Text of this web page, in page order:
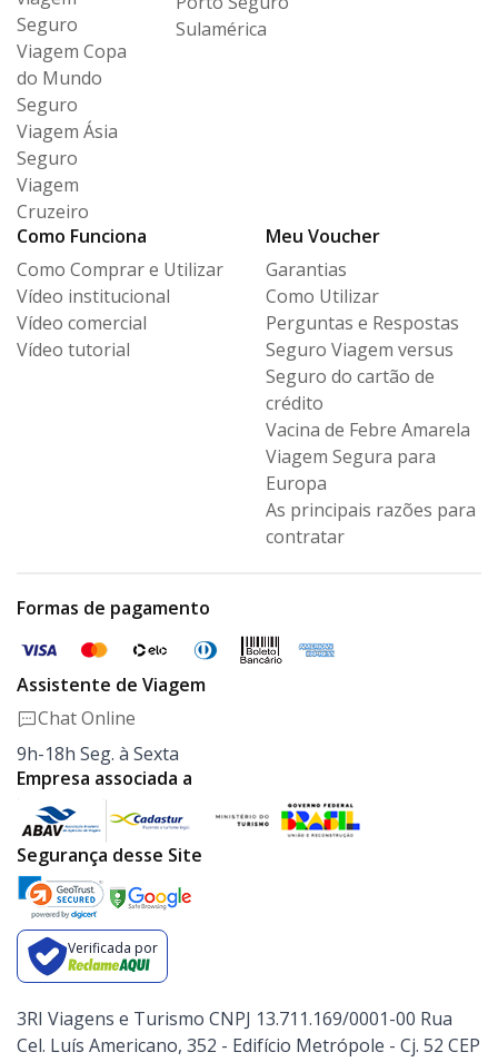
Seguro
Viagem Copa
do Mundo
Seguro
Viagem Ásia
Seguro
Viagem
Cruzeiro
Sulamérica
Como Funciona
Como Comprar e Utilizar
Vídeo institucional
Vídeo comercial
Vídeo tutorial
Meu Voucher
Garantias
Como Utilizar
Perguntas e Respostas
Seguro Viagem versus
Seguro do cartão de
crédito
Vacina de Febre Amarela
Viagem Segura para
Europa
As principais razões para
contratar
Formas de pagamento
Assistente de Viagem
Chat Online
9h-18h Seg. à Sexta
Empresa associada a
Segurança desse Site
Verificada por
3RI Viagens e Turismo CNPJ 13.711.169/0001-00 Rua
Cel. Luís Americano, 352 - Edifício Metrópole - Cj. 52 CEP